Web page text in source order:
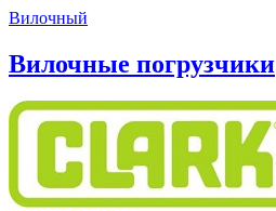
Вилочный
Вилочные погрузчики